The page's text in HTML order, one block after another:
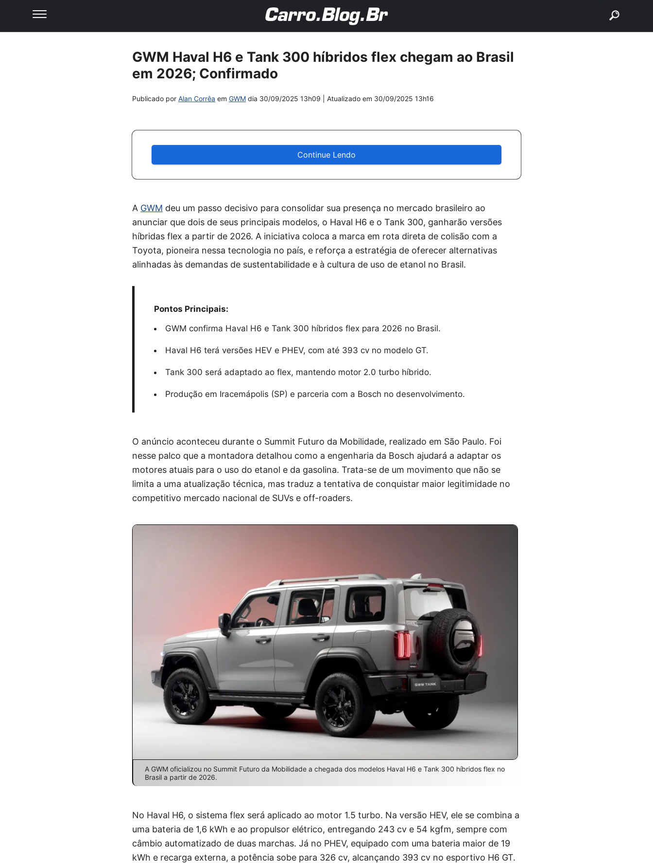
GWM Haval H6 e Tank 300 híbridos flex chegam ao Brasil
em 2026; Confirmado
Publicado por Alan Corrêa em GWM dia 30/09/2025 13h09 | Atualizado em 30/09/2025 13h16
Continue Lendo
A GWM deu um passo decisivo para consolidar sua presença no mercado brasileiro ao
anunciar que dois de seus principais modelos, o Haval H6 e o Tank 300, ganharão versões
híbridas flex a partir de 2026. A iniciativa coloca a marca em rota direta de colisão com a
Toyota, pioneira nessa tecnologia no país, e reforça a estratégia de oferecer alternativas
alinhadas às demandas de sustentabilidade e à cultura de uso de etanol no Brasil.
Pontos Principais:
GWM confirma Haval H6 e Tank 300 híbridos flex para 2026 no Brasil.
Haval H6 terá versões HEV e PHEV, com até 393 cv no modelo GT.
Tank 300 será adaptado ao flex, mantendo motor 2.0 turbo híbrido.
Produção em Iracemápolis (SP) e parceria com a Bosch no desenvolvimento.
O anúncio aconteceu durante o Summit Futuro da Mobilidade, realizado em São Paulo. Foi
nesse palco que a montadora detalhou como a engenharia da Bosch ajudará a adaptar os
motores atuais para o uso do etanol e da gasolina. Trata-se de um movimento que não se
limita a uma atualização técnica, mas traduz a tentativa de conquistar maior legitimidade no
competitivo mercado nacional de SUVs e off-roaders.
A GWM oficializou no Summit Futuro da Mobilidade a chegada dos modelos Haval H6 e Tank 300 híbridos flex no
Brasil a partir de 2026.
No Haval H6, o sistema flex será aplicado ao motor 1.5 turbo. Na versão HEV, ele se combina a
uma bateria de 1,6 kWh e ao propulsor elétrico, entregando 243 cv e 54 kgfm, sempre com
câmbio automatizado de duas marchas. Já no PHEV, equipado com uma bateria maior de 19
kWh e recarga externa, a potência sobe para 326 cv, alcançando 393 cv no esportivo H6 GT.